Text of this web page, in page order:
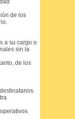
de los
a su cargo o
sin la
de los